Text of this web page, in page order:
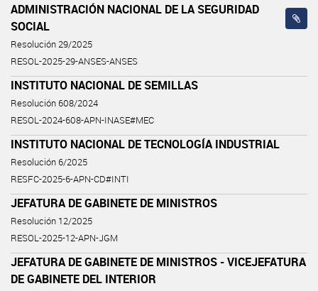
ADMINISTRACIÓN NACIONAL DE LA SEGURIDAD
SOCIAL
Resolución 29/2025
RESOL-2025-29-ANSES-ANSES
INSTITUTO NACIONAL DE SEMILLAS
Resolución 608/2024
RESOL-2024-608-APN-INASE#MEC
INSTITUTO NACIONAL DE TECNOLOGÍA INDUSTRIAL
Resolución 6/2025
RESFC-2025-6-APN-CD#INTI
JEFATURA DE GABINETE DE MINISTROS
Resolución 12/2025
RESOL-2025-12-APN-JGM
JEFATURA DE GABINETE DE MINISTROS - VICEJEFATURA
DE GABINETE DEL INTERIOR